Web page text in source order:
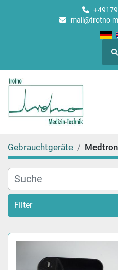
mail@trotno-
Gebrauchtgeräte
Filter
Alle Kategorien
Sortieren